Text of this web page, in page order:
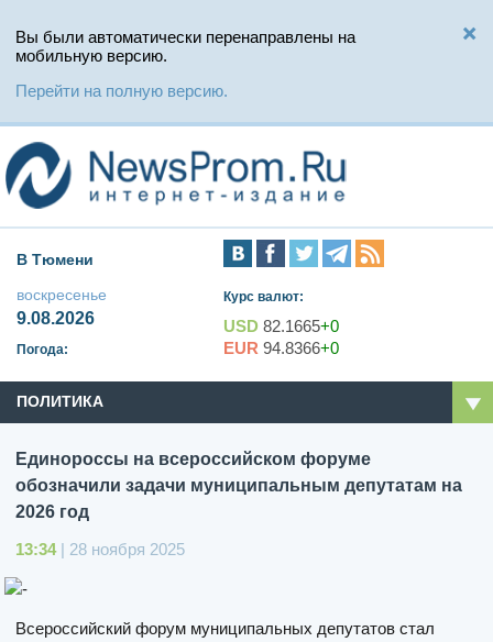
Вы были автоматически перенаправлены на
мобильную версию.
Перейти на полную версию.
В Тюмени
воскресенье
9.08.2026
Погода:
Курс валют:
USD 82.1665+0
EUR 94.8366+0
ПОЛИТИКА
Единороссы на всероссийском форуме
обозначили задачи муниципальным депутатам на
2026 год
13:34| 28 ноября 2025
Всероссийский форум муниципальных депутатов стал